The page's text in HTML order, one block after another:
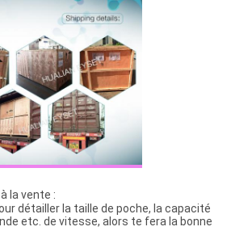
la vente :
détailler la taille de poche, la capacité
etc. de vitesse, alors te fera la bonne